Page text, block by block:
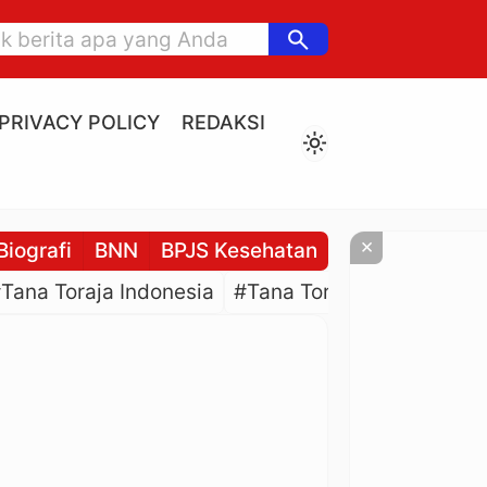
search
POLICY REDAKSI
light_mode
BNN BPJS Kesehatan
BPJS
Toraja Indonesia
#Tana Toraja Culture
×